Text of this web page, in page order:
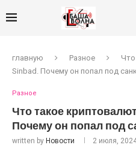
главную Разное
Sinbad. Почему он попал под
Разное
Что такое
Почему он попал под
written by Новости 2 июля,